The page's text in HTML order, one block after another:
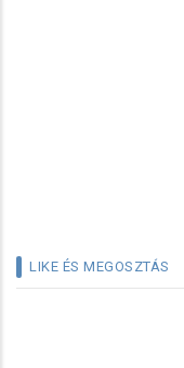
LIKE ÉS MEGOSZTÁS